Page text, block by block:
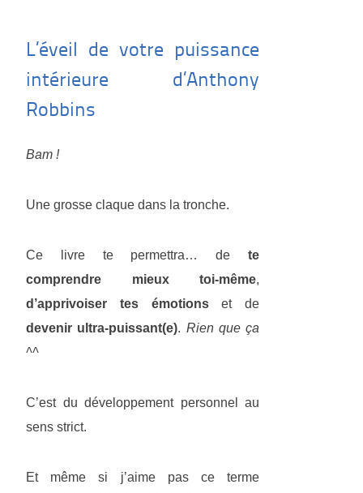
L’éveil de votre puissance
intérieure d’Anthony
Robbins
Bam !
Une grosse claque dans la tronche.
Ce livre te permettra… de te
comprendre mieux toi-même,
d’apprivoiser tes émotionset de
devenir ultra-puissant(e). Rien que ça
^^
C’est du développement personnel au
sens strict.
Et même si j’aime pas ce terme